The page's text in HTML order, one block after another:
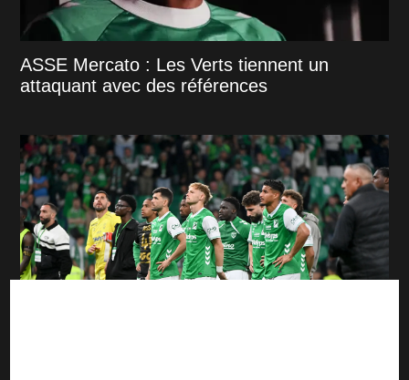
ASSE Mercato : Les Verts tiennent un
attaquant avec des références